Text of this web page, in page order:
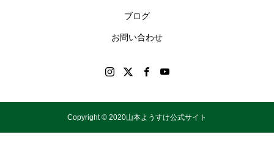
ブログ
お問い合わせ
Copyright © 2020山本ようすけ公式サイト